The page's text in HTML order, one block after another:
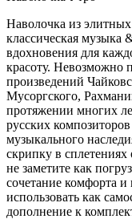
Наволочка из
классическая музыка
вдохновения для
красоту. Невозможно
произведений
Мусоргского,
протяжении многих
русских
музыкального
скрипку в
не заметите как
сочетание комфорта
использовать как
дополнение к